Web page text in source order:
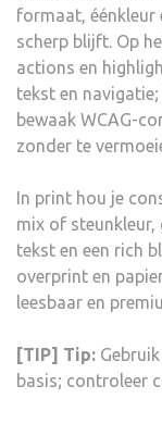
formaat, éénkleur
scherp blijft. Op
actions en
tekst en
bewaak WCAG-
zonder te
In print hou je
mix of steunkleur,
tekst en een rich
overprint en
leesbaar en
[TIP] Tip:
basis; controleer